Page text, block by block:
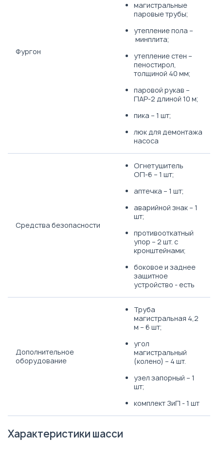
Фургон
магистральные
паровые трубы;
утепление пола –
минплита;
утепление стен –
пеностирол,
толщиной 40 мм;
паровой рукав –
ПАР-2 длиной 10 м;
пика – 1 шт;
люк для демонтажа
насоса
Средства безопасности
Огнетушитель
ОП-6 – 1 шт;
аптечка – 1 шт;
аварийной знак – 1
шт;
противооткатный
упор – 2 шт. с
кронштейнами;
боковое и заднее
защитное
устройство - есть
Дополнительное
оборудование
Труба
магистральная 4,2
м – 6 шт;
угол
магистральный
(колено) – 4 шт.
узел запорный – 1
шт;
комплект ЗиП - 1 шт
Характеристики шасси